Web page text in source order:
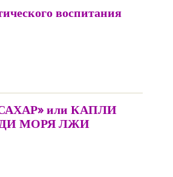
воспитания
или КАПЛИ
МОРЯ ЛЖИ